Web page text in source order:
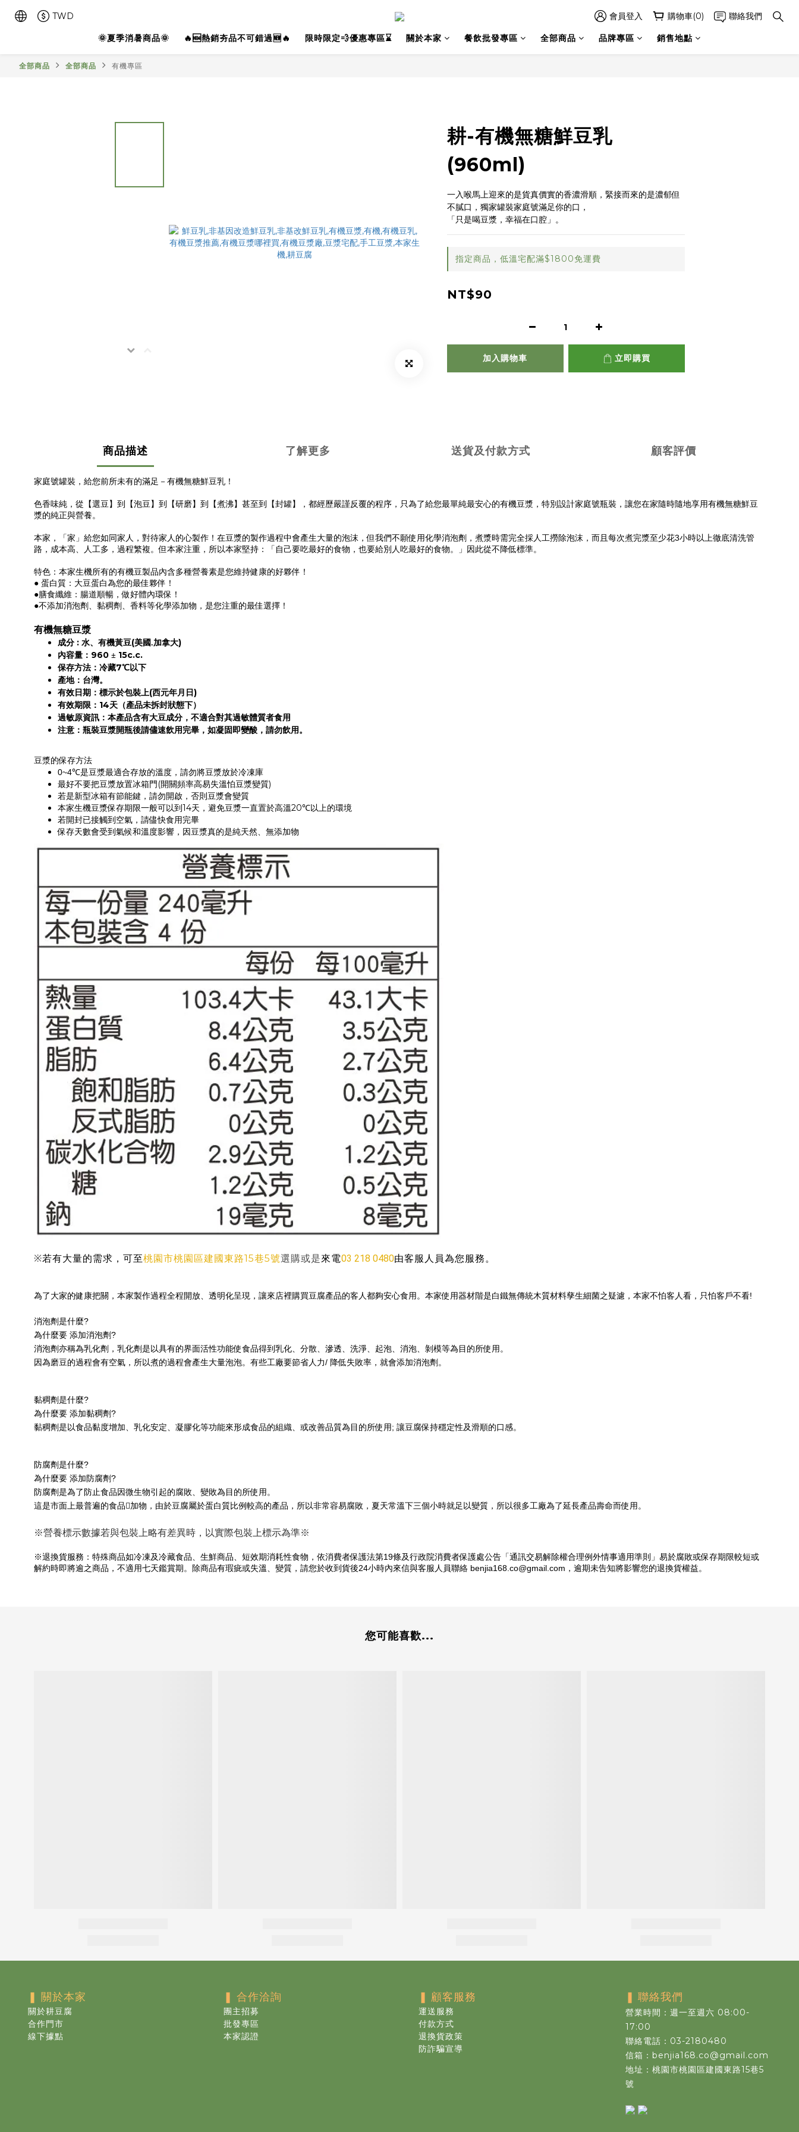
TWD 會員登入 購物車(0) 聯絡我們
🌞夏季消暑商品🌞 🔥🆕熱銷夯品不可錯過🆕🔥 限時限定💨優惠專區⌛ 關於本家 餐飲批發專區 全部商品 品牌專區 銷售地點
全部商品 全部商品 有機專區
耕-有機無糖鮮豆乳
(960ml)
一入喉馬上迎來的是貨真價實的香濃滑順，緊接而來的是濃郁但
不膩口，獨家罐裝家庭號滿足你的口，
「只是喝豆漿，幸福在口腔」。
指定商品，低溫宅配滿$1800免運費
NT$90
加入購物車 立即購買
商品描述 了解更多 送貨及付款方式 顧客評價
家庭號罐裝，給您前所未有的滿足－有機無糖鮮豆乳！
色香味純，從【選豆】到【泡豆】到【研磨】到【煮沸】甚至到【封罐】，都經歷嚴謹反覆的程序，只為了給您最單純最安心的有機豆漿，特別設計家庭號瓶裝，讓您在家隨時隨地享用有機無糖鮮豆
漿的純正與營養。
本家，「家」給您如同家人，對待家人的心製作！在豆漿的製作過程中會產生大量的泡沫，但我們不願使用化學消泡劑，煮漿時需完全採人工撈除泡沫，而且每次煮完漿至少花3小時以上徹底清洗管
路，成本高、人工多，過程繁複。但本家注重，所以本家堅持：「自己要吃最好的食物，也要給別人吃最好的食物。」因此從不降低標準。
特色：本家生機所有的有機豆製品內含多種營養素是您維持健康的好夥伴！
● 蛋白質：大豆蛋白為您的最佳夥伴！
●膳食纖維：腸道順暢，做好體內環保！
●不添加消泡劑、黏稠劑、香料等化學添加物，是您注重的最佳選擇！
有機無糖豆漿
成分 : 水、有機黃豆(美國.加拿大)
內容量： 960 ± 15c.c.
保存方法：冷藏7℃以下
產地：台灣。
有效日期：標示於包裝上(西元年月日 )
有效期限： 14天（產品未拆封狀態下）
過敏原資訊：本產品含有大豆成分，不適合對其過敏體質者食用
注意：瓶裝豆漿開瓶後請儘速飲用完畢，如凝固即變酸，請勿飲用。
豆漿的保存方法
0~4℃是豆漿最適合存放的溫度，請勿將豆漿放於冷凍庫
最好不要把豆漿放置冰箱門(開關頻率高易失溫怕豆漿變質)
若是新型冰箱有節能鍵，請勿開啟，否則豆漿會變質
本家生機豆漿保存期限一般可以到14天，避免豆漿一直置於高溫20℃以上的環境
若開封已接觸到空氣，請儘快食用完畢
保存天數會受到氣候和溫度影響，因豆漿真的是純天然、無添加物
※若有大量的需求，可至桃園市桃園區建國東路15巷5號選購或是來電03 218 0480由客服人員為您服務。
為了大家的健康把關，本家製作過程全程開放、透明化呈現，讓來店裡購買豆腐產品的客人都夠安心食用。本家使用器材階是白鐵無傳統木質材料孳生細菌之疑濾，本家不怕客人看，只怕客戶不看!
消泡劑是什麼?
為什麼要 添加消泡劑?
消泡劑亦稱為乳化劑，乳化劑是以具有的界面活性功能使食品得到乳化、分散、滲透、洗淨、起泡、消泡、剝模等為目的所使用。
因為磨豆的過程會有空氣，所以煮的過程會產生大量泡泡。有些工廠要節省人力/ 降低失敗率，就會添加消泡劑。
黏稠劑是什麼?
為什麼要 添加黏稠劑?
黏稠劑是以食品黏度增加、乳化安定、凝膠化等功能來形成食品的組織、或改善品質為目的所使用; 讓豆腐保持穩定性及滑順的口感。
防腐劑是什麼?
為什麼要 添加防腐劑?
防腐劑是為了防止食品因微生物引起的腐敗、變敗為目的所使用。
這是市面上最普遍的食品𣵚加物，由於豆腐屬於蛋白質比例較高的產品，所以非常容易腐敗，夏天常溫下三個小時就足以變質，所以很多工廠為了延長產品壽命而使用。
※營養標示數據若與包裝上略有差異時，以實際包裝上標示為準※
※退換貨服務：特殊商品如冷凍及冷藏食品、生鮮商品、短效期消耗性食物，依消費者保護法第19條及行政院消費者保護處公告「通訊交易解除權合理例外情事適用準則」易於腐敗或保存期限較短或
解約時即將逾之商品，不適用七天鑑賞期。除商品有瑕疵或失溫、變質，請您於收到貨後24小時內來信與客服人員聯絡 benjia168.co@gmail.com，逾期未告知將影響您的退換貨權益。
您可能喜歡...
❚ 關於本家
關於耕豆腐
合作門市
線下據點
❚ 合作洽詢
團主招募
批發專區
本家認證
❚ 顧客服務
運送服務
付款方式
退換貨政策
防詐騙宣導
❚ 聯絡我們
營業時間：週一至週六 08:00-
17:00
聯絡電話：03-2180480
信箱：benjia168.co@gmail.com
地址：桃園市桃園區建國東路15巷5
號